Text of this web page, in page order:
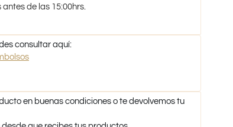
antes de las 15:00hrs.
consultar aquí:
en buenas condiciones o te devolvemos tu